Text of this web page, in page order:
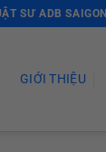
SƯ ADB SAIGON
GIỚI THIỆU